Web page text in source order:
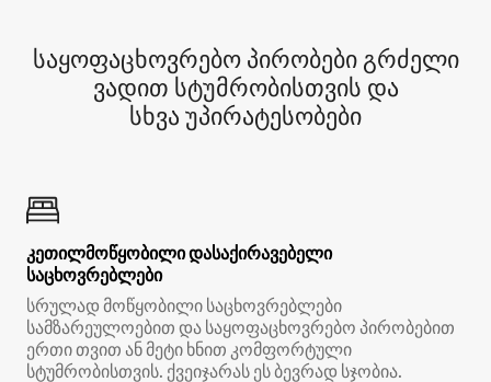
საყოფაცხოვრებო პირობები გრძელი
ვადით სტუმრობისთვის და
სხვა უპირატესობები
კეთილმოწყობილი დასაქირავებელი
საცხოვრებლები
სრულად მოწყობილი საცხოვრებლები
სამზარეულოებით და საყოფაცხოვრებო პირობებით
ერთი თვით ან მეტი ხნით კომფორტული
სტუმრობისთვის. ქვეიჯარას ეს ბევრად სჯობია.